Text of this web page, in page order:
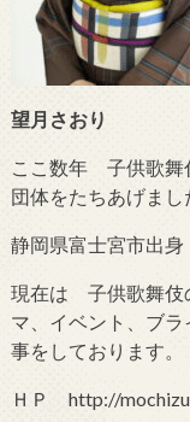
望月さおり
ここ数年 子供歌舞
団体をたちあげまし
静岡県富士宮市出身
現在は 子供歌舞伎
マ、イベント、ブ
事をしております。
ＨＰ http://